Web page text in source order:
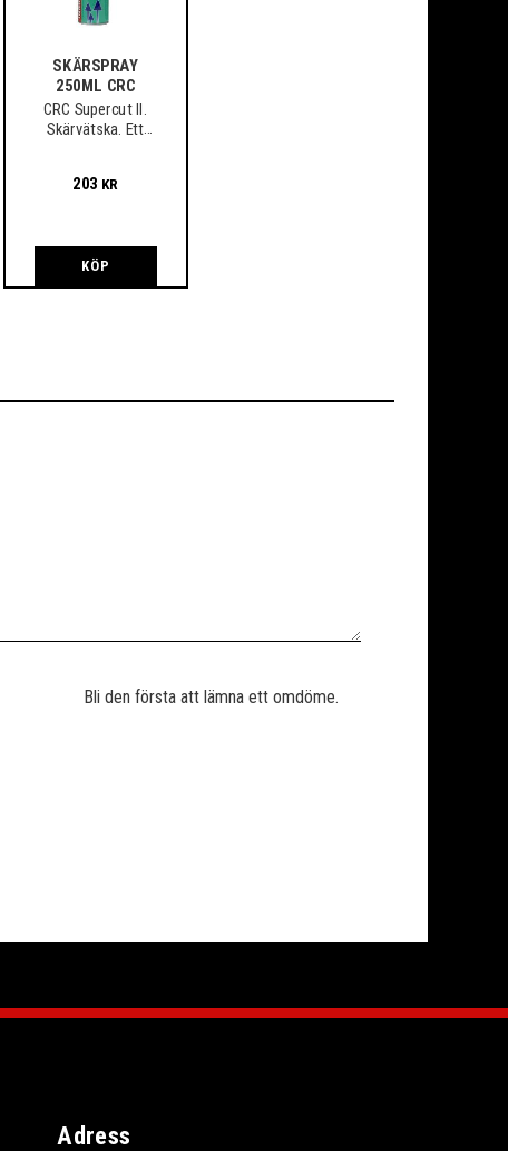
SKÄRSPRAY
250ML CRC
CRC Supercut II.
Skärvätska. Ett
203 KR
KÖP
Bli den första att lämna ett omdöme.
Adress